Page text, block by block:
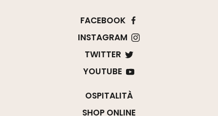
FACEBOOK
INSTAGRAM
TWITTER
YOUTUBE
OSPITALITÀ
SHOP ONLINE